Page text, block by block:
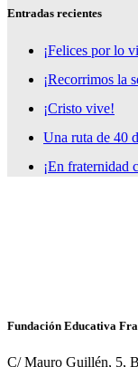
Entradas recientes
¡Felices por lo
¡Recorrimos la
¡Cristo vive!
Una ruta de 40
¡En fraternidad
Fundación Educativa
C/ Mauro Guillén, 5,